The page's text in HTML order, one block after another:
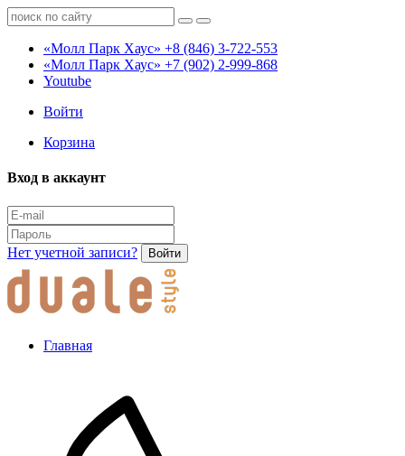
«Молл Парк Хаус» +8 (846) 3-722-553
«Молл Парк Хаус» +7 (902) 2-999-868
Youtube
Войти
Корзина
Вход в аккаунт
Нет учетной записи? Войти
Главная